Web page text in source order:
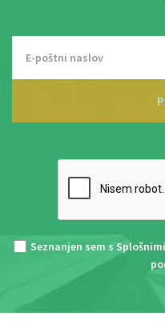
Seznanjen sem s